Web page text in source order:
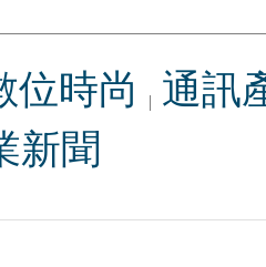
位時尚
通訊
新聞